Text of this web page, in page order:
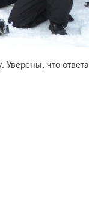
Уверены, что ответа